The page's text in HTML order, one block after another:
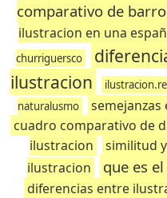
comparativo de
ilustracion en una
churriguersco
ilustracion
naturalusmo
cuadro comparativo de
ilustracion
similitud
ilustracion
que es
diferencias entre